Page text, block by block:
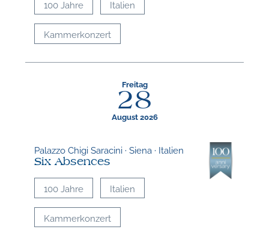
100 Jahre Italien
Kammerkonzert
Freitag
28
August 2026
Palazzo Chigi Saracini · Siena · Italien
Six Absences
100 Jahre Italien
Kammerkonzert